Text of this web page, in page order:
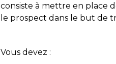
consiste à mettre en place
le prospect dans le but de
Vous devez :